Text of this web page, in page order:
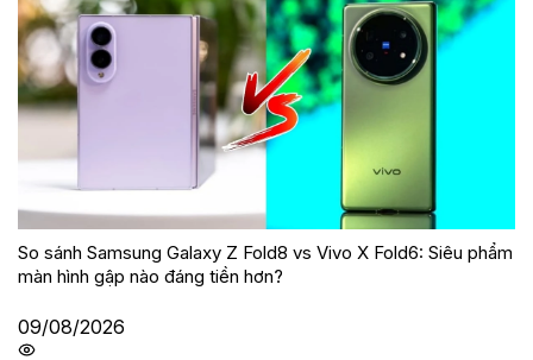
So sánh Samsung Galaxy Z Fold8 vs Vivo X Fold6: Siêu phẩm
màn hình gập nào đáng tiền hơn?
09/08/2026